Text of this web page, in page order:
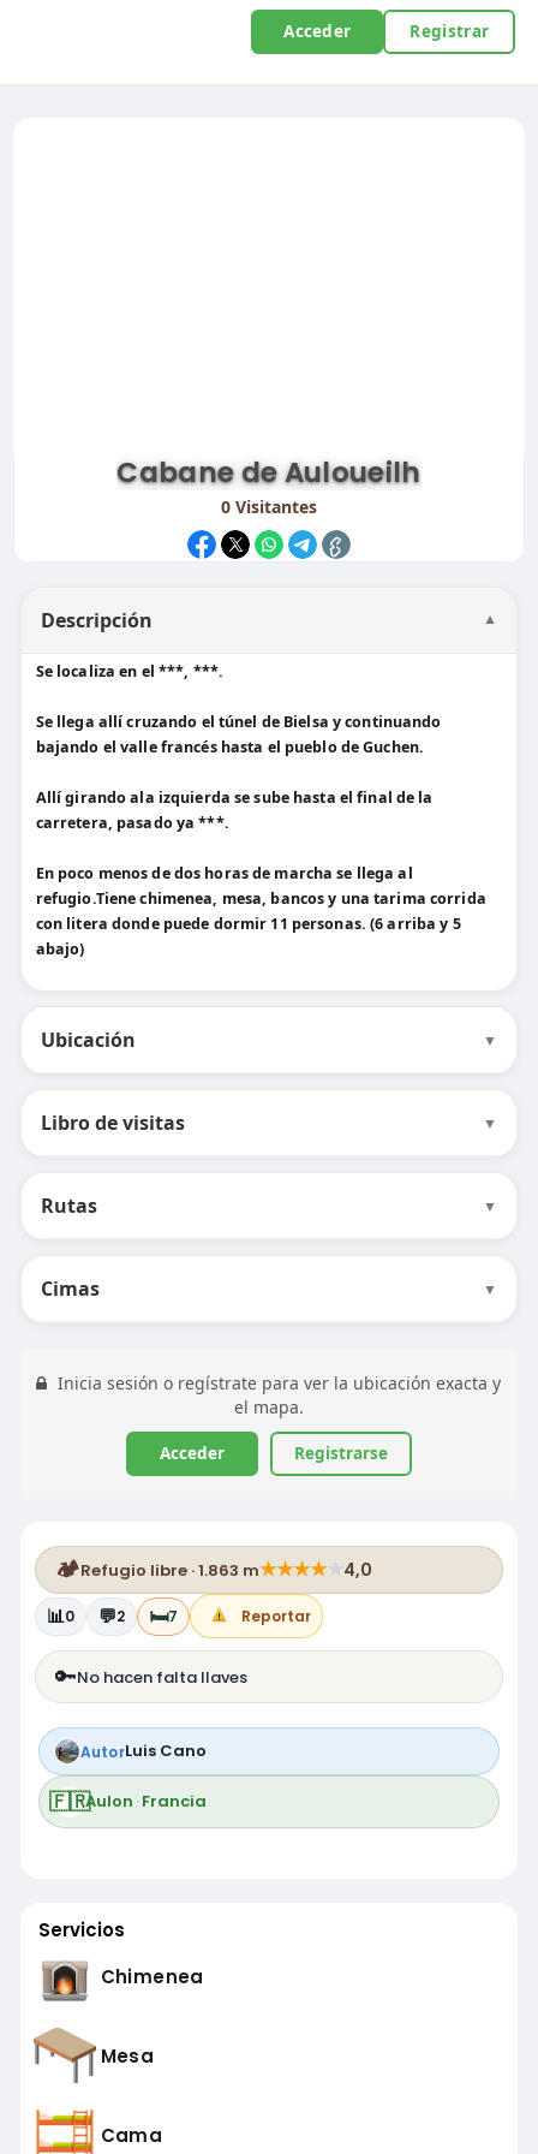
Acceder Registrar
Cabane de Auloueilh
0Visitantes
Descripción ▼
Se localiza en el ***, ***.
Se llega allí cruzando el túnel de Bielsa y continuando
bajando el valle francés hasta el pueblo de Guchen.
Allí girando ala izquierda se sube hasta el final de la
carretera, pasado ya ***.
En poco menos de dos horas de marcha se llega al
refugio.Tiene chimenea, mesa, bancos y una tarima corrida
con litera donde puede dormir 11 personas. (6 arriba y 5
abajo)
Ubicación ▼
Libro de visitas ▼
Rutas ▼
Cimas ▼
Inicia sesión o regístrate para ver la ubicación exacta y
el mapa.
Acceder Registrarse
🏕️Refugio libre · 1.863 m★★★★★4,0
📊0 💬2 🛏️7 Reportar
🔑No hacen falta llaves
AutorLuis Cano
🇫🇷Aulon ·Francia
Servicios
Chimenea
Mesa
Cama